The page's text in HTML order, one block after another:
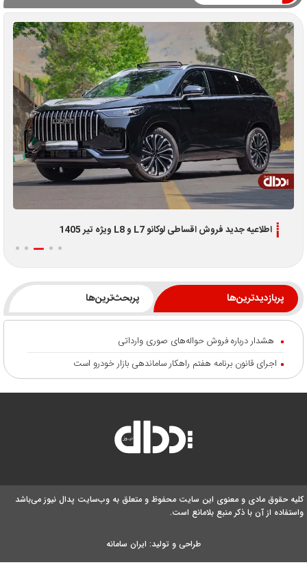
اطلاعیه جدید فروش اقساطی لوکانو L7 و L8 ویژه تیر 1405
پربازدیدترین‌ها پربحث‌ترین‌ها
هشدار درباره فروش حواله‌های صوری وارداتی
اجرای قانون برنامه هفتم راهکار ساماندهی بازار خودرو است
کلیه حقوق مادی و معنوی این سایت محفوظ و متعلق به وب‌سایت پدال نیوز می‌باشد
واستفاده از آن با ذکر منبع بلامانع است.
طراحی و تولید: ایران سامانه